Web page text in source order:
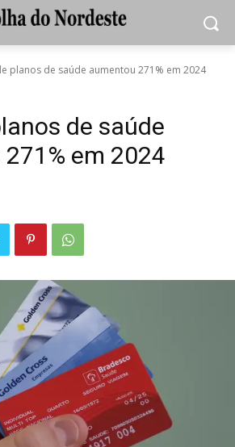
planos de saúde aumentou 271% em 2024
de saúde
em 2024